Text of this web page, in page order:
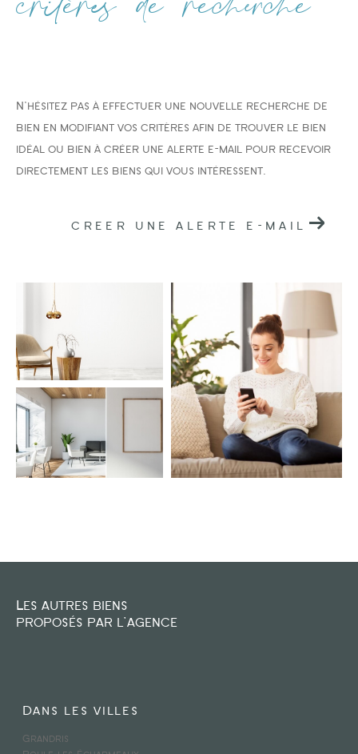
N'hésitez pas à effectuer une nouvelle recherche de
bien en modifiant vos critères afin de trouver le bien
idéal ou bien à créer une alerte e-mail pour recevoir
directement les biens qui vous intéressent.
CREER UNE ALERTE E-MAIL
Les autres biens
proposés par l'agence
Dans les villes
Grandris
AFFINER LES CRITÈRES
TERRASSE PISCINE